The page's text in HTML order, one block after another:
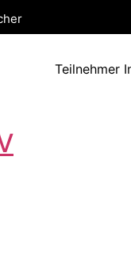
Teilnehmer